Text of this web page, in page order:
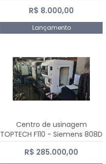
R$ 8.000,00
Lançamento
Centro de usinagem
TOPTECH F110 - Siemens 808D
Advanced
R$ 285.000,00